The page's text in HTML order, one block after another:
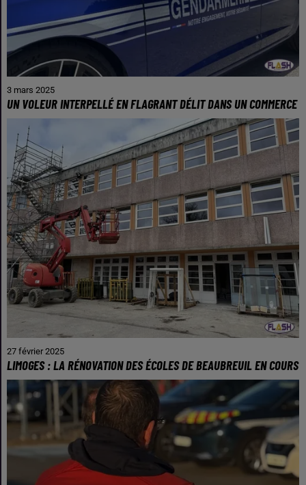
3 mars 2025
UN VOLEUR INTERPELLÉ EN FLAGRANT DÉLIT DANS UN COMMERCE
27 février 2025
LIMOGES : LA RÉNOVATION DES ÉCOLES DE BEAUBREUIL EN COURS